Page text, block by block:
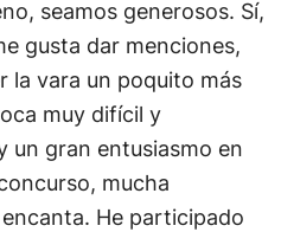
seamos generosos. Sí,
gusta dar menciones,
la vara un poquito más
muy difícil y
un gran entusiasmo en
mucha
He participado